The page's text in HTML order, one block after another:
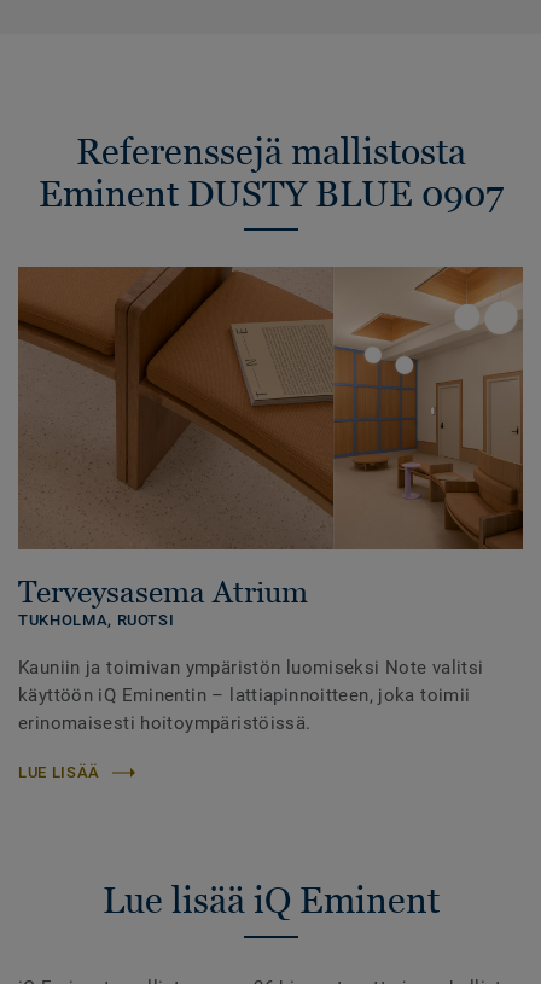
Referenssejä mallistosta
Eminent DUSTY BLUE 0907
Terveysasema Atrium
TUKHOLMA, RUOTSI
Kauniin ja toimivan ympäristön luomiseksi Note valitsi
käyttöön iQ Eminentin – lattiapinnoitteen, joka toimii
erinomaisesti hoitoympäristöissä.
LUE LISÄÄ
Lue lisää iQ Eminent